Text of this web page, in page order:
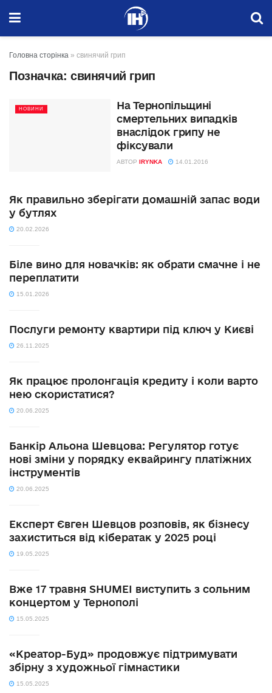
Головна сторінка » свинячий грип
Позначка: свинячий грип
НОВИНИ
На Тернопільщині
смертельних випадків
внаслідок грипу не
фіксували
АВТОР IRYNKA 14.01.2016
Як правильно зберігати домашній запас води
у бутлях
20.02.2026
Біле вино для новачків: як обрати смачне і не
переплатити
15.01.2026
Послуги ремонту квартири під ключ у Києві
26.11.2025
Як працює пролонгація кредиту і коли варто
нею скористатися?
20.06.2025
Банкір Альона Шевцова: Регулятор готує
нові зміни у порядку еквайрингу платіжних
інструментів
20.06.2025
Експерт Євген Шевцов розповів, як бізнесу
захиститься від кібератак у 2025 році
19.05.2025
Вже 17 травня SHUMEI виступить з сольним
концертом у Тернополі
15.05.2025
«Креатор-Буд» продовжує підтримувати
збірну з художньої гімнастики
15.05.2025